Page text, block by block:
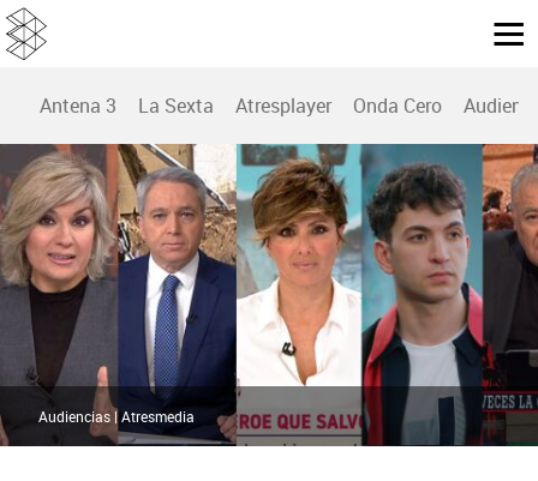
Antena 3 La Sexta Atresplayer Onda Cero
Audiencias | Atresmedia